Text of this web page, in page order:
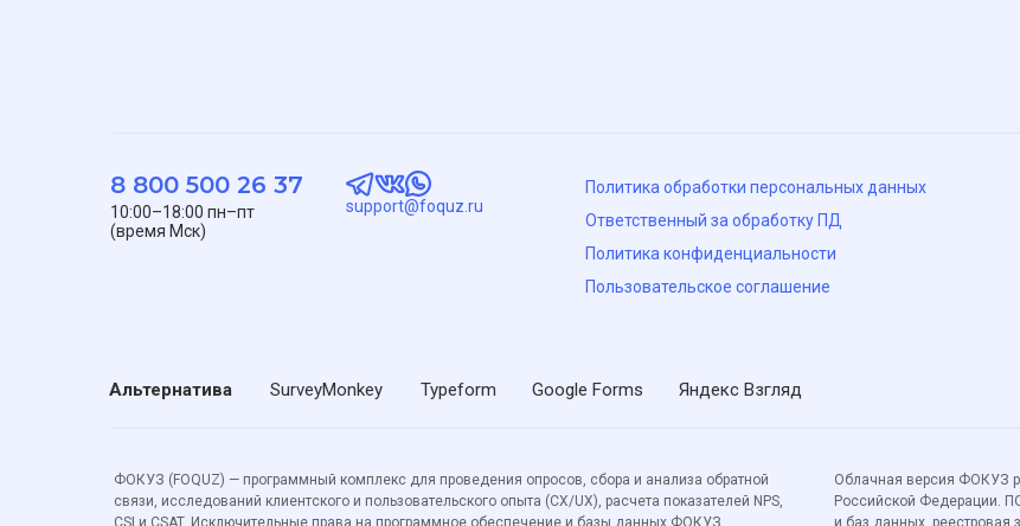
Яндекс Взгляд
Google Forms
Typeform
SurveyMonkey
Альтернатива
Политика обработки персональных данных
Ответственный за обработку ПД
Политика конфиденциальности
Пользовательское соглашение
8 800 500 26 37
10:00–18:00 пн–пт
(время Мск)
support@foquz.ru
Облачная версия ФОКУЗ
Российской Федерации.
и баз данных,
ФОКУЗ (FOQUZ) — программный комплекс для проведения опросов, сбора и анализа обратной
связи, исследований клиентского и пользовательского опыта (CX/UX), расчета показателей NPS,
CSI и CSAT. Исключительные права на программное обеспечение и базы данных ФОКУЗ